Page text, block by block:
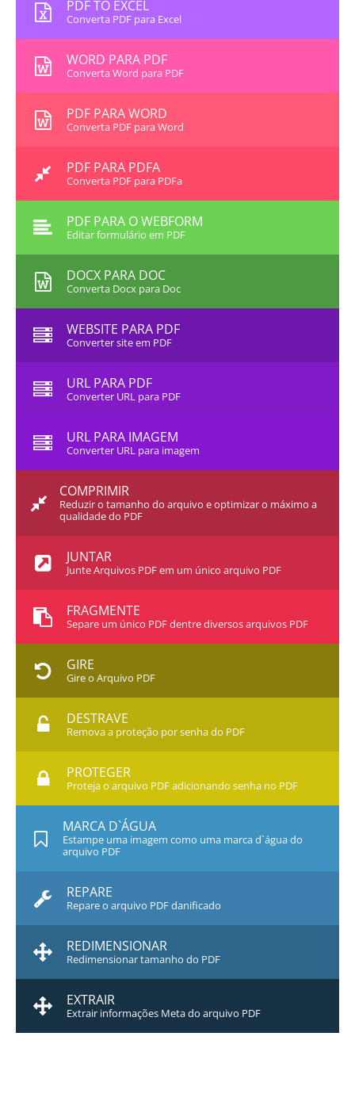
PDF TO EXCEL
Converta PDF para Excel
WORD PARA PDF
Converta Word para PDF
PDF PARA WORD
Converta PDF para Word
PDF PARA PDFA
Converta PDF para PDFa
PDF PARA O WEBFORM
Editar formulário em PDF
DOCX PARA DOC
Converta Docx para Doc
WEBSITE PARA PDF
Converter site em PDF
URL PARA PDF
Converter URL para PDF
URL PARA IMAGEM
Converter URL para imagem
COMPRIMIR
Reduzir o tamanho do arquivo e optimizar o máximo a
qualidade do PDF
JUNTAR
Junte Arquivos PDF em um único arquivo PDF
FRAGMENTE
Separe um único PDF dentre diversos arquivos PDF
GIRE
Gire o Arquivo PDF
DESTRAVE
Remova a proteção por senha do PDF
PROTEGER
Proteja o arquivo PDF adicionando senha no PDF
MARCA D`ÁGUA
Estampe uma imagem como uma marca d`água do
arquivo PDF
REPARE
Repare o arquivo PDF danificado
REDIMENSIONAR
Redimensionar tamanho do PDF
EXTRAIR
Extrair informações Meta do arquivo PDF